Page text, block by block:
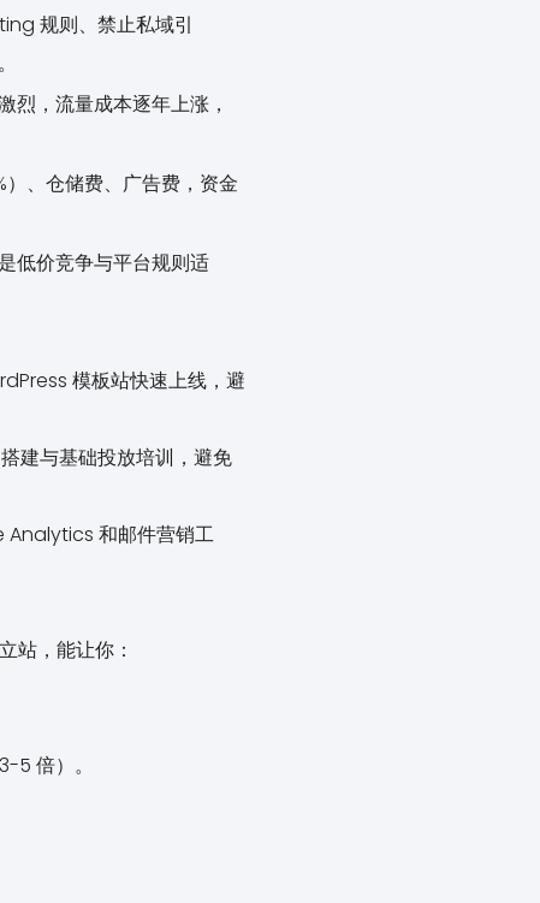
规则、禁止私域引
烈，流量成本逐年上涨，
）、仓储费、广告费，资金
低价竞争与平台规则适
模板站快速上线，避
建与基础投放培训，避免
Analytics 和邮件营销工
站，能让你：
5 倍）。